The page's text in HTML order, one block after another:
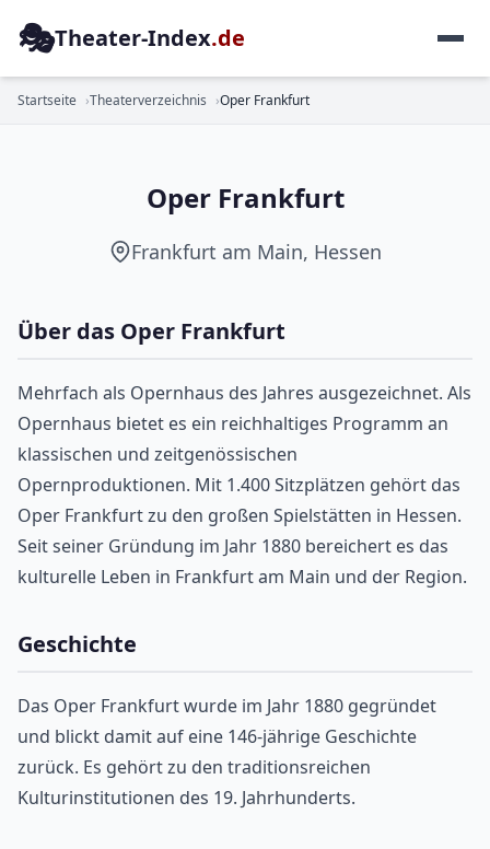
🎭Theater-Index.de
Startseite Theaterverzeichnis Oper Frankfurt
OPER
Oper Frankfurt
Frankfurt am Main, Hessen
Über das Oper Frankfurt
Mehrfach als Opernhaus des Jahres ausgezeichnet. Als
Opernhaus bietet es ein reichhaltiges Programm an
klassischen und zeitgenössischen
Opernproduktionen. Mit 1.400 Sitzplätzen gehört das
Oper Frankfurt zu den großen Spielstätten in Hessen.
Seit seiner Gründung im Jahr 1880 bereichert es das
kulturelle Leben in Frankfurt am Main und der Region.
Geschichte
Das Oper Frankfurt wurde im Jahr 1880 gegründet
und blickt damit auf eine 146-jährige Geschichte
zurück. Es gehört zu den traditionsreichen
Kulturinstitutionen des 19. Jahrhunderts.